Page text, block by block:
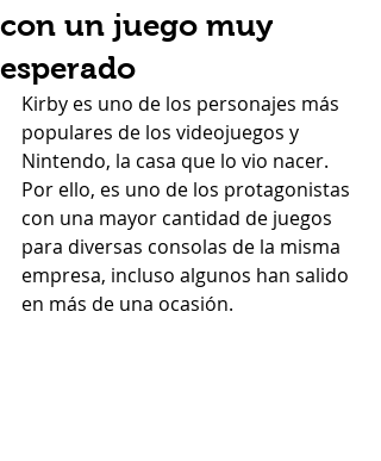
con un juego muy
esperado
Kirby es uno de los personajes más
populares de los videojuegos y
Nintendo, la casa que lo vio nacer.
Por ello, es uno de los protagonistas
con una mayor cantidad de juegos
para diversas consolas de la misma
empresa, incluso algunos han salido
en más de una ocasión.